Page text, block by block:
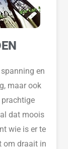
en
maar ook
prachtige
dat moois
wie is er te
om draait in